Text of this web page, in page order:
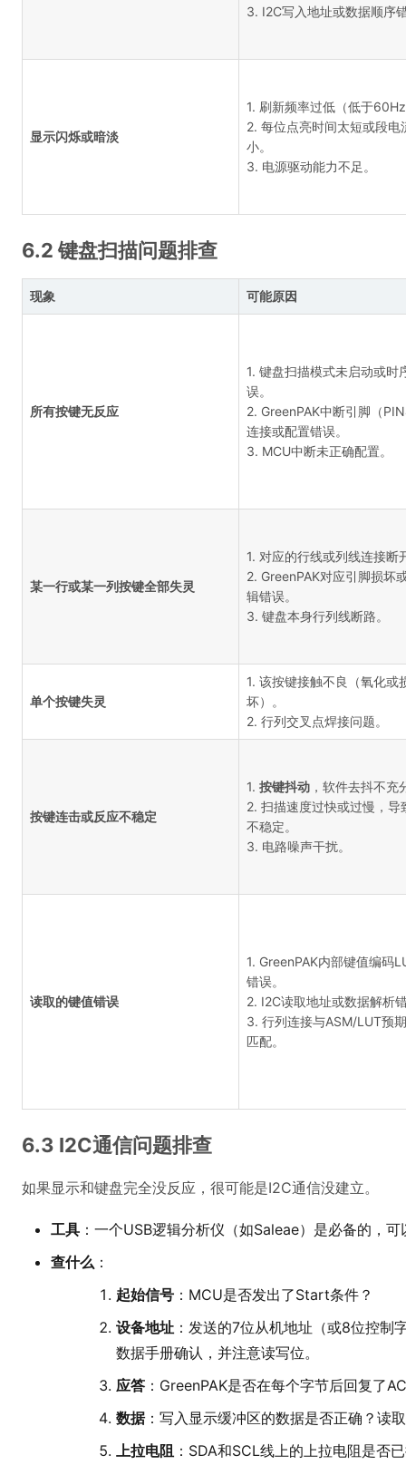
3. I2C写入地址或数据顺序
显示闪烁或暗淡
1. 刷新频率过低（低于
2. 每位点亮时间太短或段电
小。
3. 电源驱动能力不足。
6.2 键盘扫描问题排查
现象 可能原因
所有按键无反应
1. 键盘扫描模式未启动或时
误。
2. GreenPAK中断引脚（
连接或配置错误。
3. MCU中断未正确配置。
某一行或某一列按键全部失灵
1. 对应的行线或列线连接断
2. GreenPAK对应引脚损坏
辑错误。
3. 键盘本身行列线断路。
单个按键失灵
1. 该按键接触不良（氧化或
坏）。
2. 行列交叉点焊接问题。
按键连击或反应不稳定
1. 按键抖动 ，软件去抖不充
2. 扫描速度过快或过慢，导
不稳定。
3. 电路噪声干扰。
读取的键值错误
1. GreenPAK内部键值编码
错误。
2. I2C读取地址或数据解析
3. 行列连接与ASM/LUT预
匹配。
6.3 I2C通信问题排查
如果显示和键盘完全没反应，很可能是I2C通信没建立。
工具 ：一个USB逻辑分析仪（如Saleae）是必备的，
查什么 ：
起始信号 ：MCU是否发出了Start条件？
设备地址 ：发送的7位从机地址（或8位控
数据手册确认，并注意读写位。
应答 ：GreenPAK是否在每个字节后回复了
数据：写入显示缓冲区的数据是否正确？读
上拉电阻 ：SDA和SCL线上的上拉电阻是否